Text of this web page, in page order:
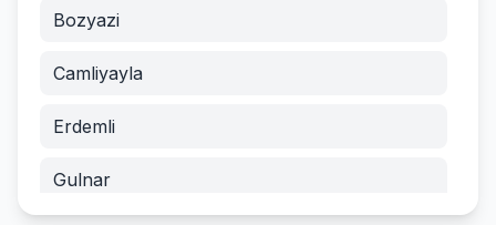
Bozyazi
Camliyayla
Erdemli
Gulnar